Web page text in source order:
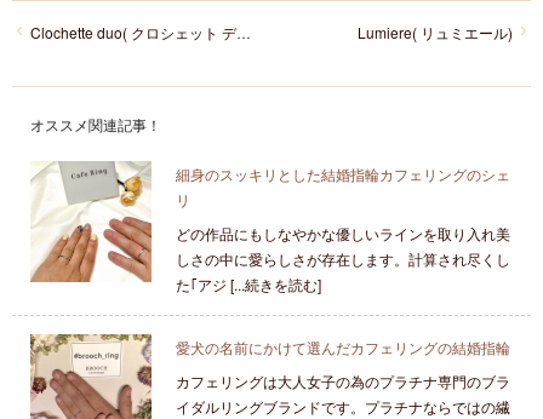
Lumiere( リュミエール)
Clochette duo( クロシェット デュー )
オススメ関連記事！
細身のスッキリとした結婚指輪カフェリングのシェ
リ
どの作品にもしなやかな優しいラインを取り入れ美
しさの中に愛らしさが存在します。計算され尽くし
た｢アジ [...続きを読む]
愛犬の名前にかけて選んだカフェリングの結婚指輪
カフェリングは大人女子の為のプラチナ専門のブラ
イダルリングブランドです。プラチナならではの繊